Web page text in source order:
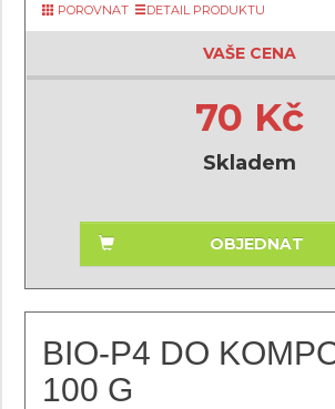
POROVNAT
DETAIL PRODUKTU
VAŠE CENA
70 Kč
Skladem
OBJEDNAT
BIO-P4 DO
100 G